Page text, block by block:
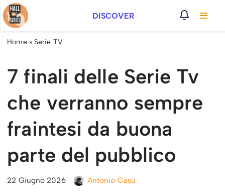
Vai
al
DISCOVER
Home» Serie TV
7 finali delle Serie Tv
che verranno sempre
fraintesi da buona
parte del pubblico
22 Giugno 2026 Antonio Casu